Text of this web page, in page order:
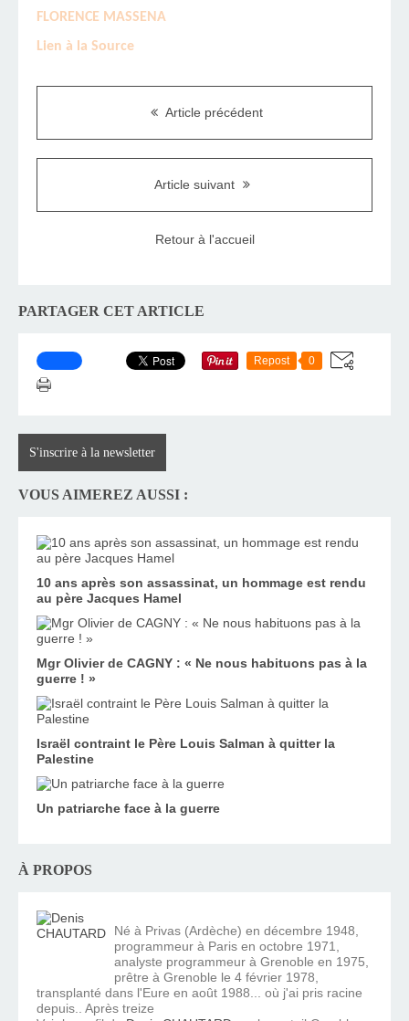
FLORENCE MASSENA
Lien à la Source
Article précédent
Article suivant
Retour à l'accueil
PARTAGER CET ARTICLE
Repost 0
S'inscrire à la newsletter
VOUS AIMEREZ AUSSI :
10 ans après son assassinat, un hommage est rendu
au père Jacques Hamel
Mgr Olivier de CAGNY : « Ne nous habituons pas à la
guerre ! »
Israël contraint le Père Louis Salman à quitter la
Palestine
Un patriarche face à la guerre
À PROPOS
Né à Privas (Ardèche) en décembre 1948,
programmeur à Paris en octobre 1971,
analyste programmeur à Grenoble en 1975,
prêtre à Grenoble le 4 février 1978,
transplanté dans l'Eure en août 1988... où j'ai pris racine
depuis.. Après treize